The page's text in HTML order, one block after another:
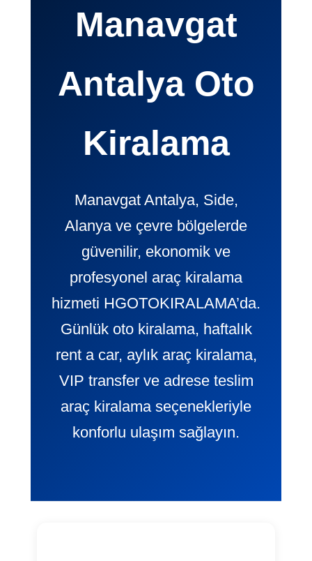
Manavgat
Antalya Oto
Kiralama
Manavgat Antalya, Side,
Alanya ve çevre bölgelerde
güvenilir, ekonomik ve
profesyonel araç kiralama
hizmeti HGOTOKIRALAMA’da.
Günlük oto kiralama, haftalık
rent a car, aylık araç kiralama,
VIP transfer ve adrese teslim
araç kiralama seçenekleriyle
konforlu ulaşım sağlayın.